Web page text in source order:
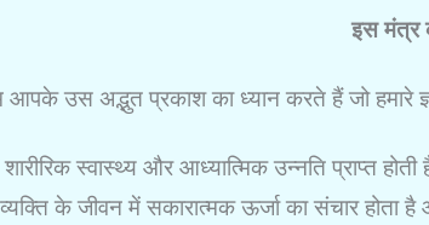
इस मंत्र
आपके उस अद्भुत प्रकाश का ध्यान करते हैं जो हमारे
स्वास्थ्य और आध्यात्मिक उन्नति प्राप्त
के जीवन में सकारात्मक ऊर्जा का संचार होता